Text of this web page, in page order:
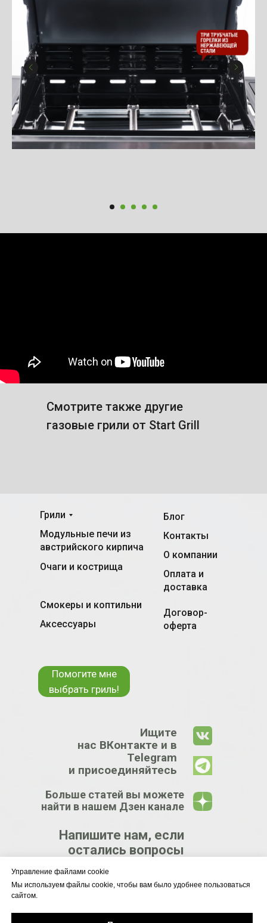
Управление файлами cookie
Мы используем файлы cookie, чтобы вам было удобнее пользоваться
сайтом.
Смотрите также другие
газовые грили от Start Grill
Напишите нам, если
остались вопросы
Модульные печи из
австрийского кирпича
Смокеры и коптильни
Очаги и кострища
Контакты
Блог
О компании
Оплата и
доставка
Аксессуары
Грили
Ищите
нас ВКонтакте и в
Telegram
и присоединяйтесь
КРУПНЕЙШИЙ
Помогите мне
выбрать гриль!
Договор-
оферта
Больше статей вы можете
найти в нашем Дзен канале